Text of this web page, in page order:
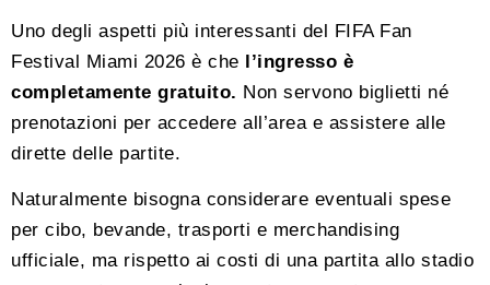
Uno degli aspetti più interessanti del FIFA Fan
Festival Miami 2026 è che l’ingresso è
completamente gratuito. Non servono biglietti né
prenotazioni per accedere all’area e assistere alle
dirette delle partite.
Naturalmente bisogna considerare eventuali spese
per cibo, bevande, trasporti e merchandising
ufficiale, ma rispetto ai costi di una partita allo stadio